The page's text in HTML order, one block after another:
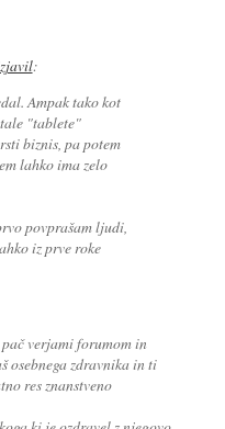
:
Ampak tako kot
"tablete"
biznis, pa potem
lahko ima zelo
povprašam ljudi,
iz prve roke
pač verjami forumom in
osebnega zdravnika in ti
res znanstveno